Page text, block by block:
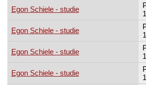
Egon Schiele - studie
Egon Schiele - studie
Egon Schiele - studie
Egon Schiele - studie